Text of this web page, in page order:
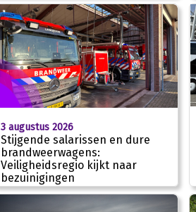
3 augustus 2026
Stijgende salarissen en dure
brandweerwagens:
Veiligheidsregio kijkt naar
bezuinigingen